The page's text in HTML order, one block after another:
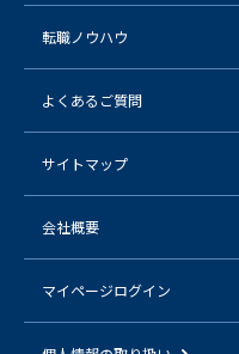
転職ノウハウ
よくあるご質問
サイトマップ
会社概要
マイページログイン